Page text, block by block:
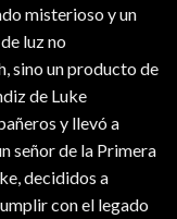
misterioso y un
luz no
sino un producto de
de Luke
y llevó a
señor de la Primera
decididos a
con el legado